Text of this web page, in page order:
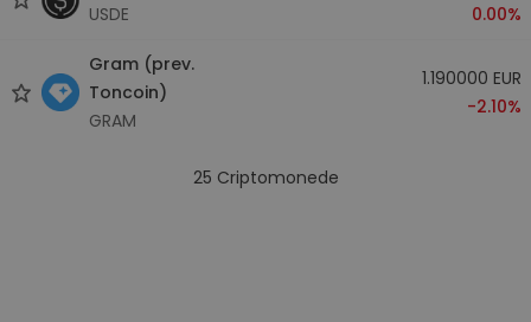
USDE
0.00%
Gram (prev.
Toncoin)
GRAM
1.190000 EUR
-2.10%
25 Criptomonede